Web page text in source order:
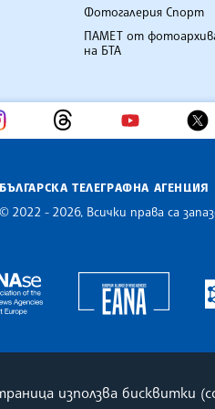
Фотогалерия Спорт
ПАМЕТ от
на БТА
БЪЛГАРСКА ТЕЛЕГРАФНА АГЕНЦИЯ
© 2022 - 2026, Всички права са
The Assocoation of the
използва бисквитки